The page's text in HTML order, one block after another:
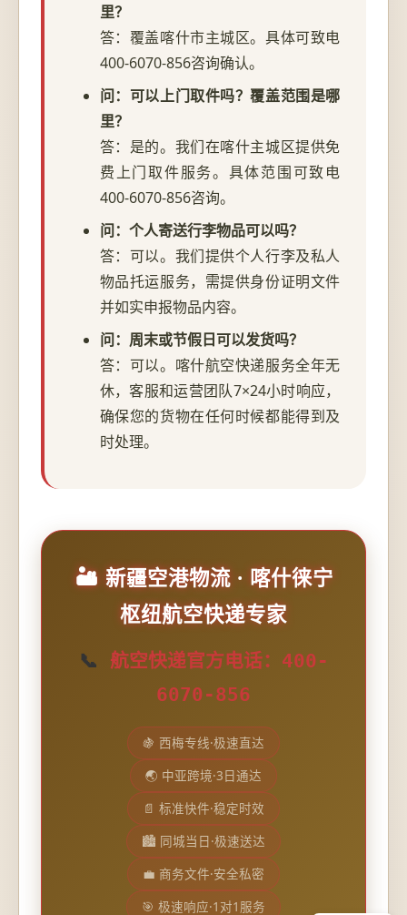
里？
答：覆盖喀什市主城区。具体可致电
400-6070-856咨询确认。
问：可以上门取件吗？覆盖范围是哪
里？
答：是的。我们在喀什主城区提供免
费上门取件服务。具体范围可致电
400-6070-856咨询。
问：个人寄送行李物品可以吗？
答：可以。我们提供个人行李及私人
物品托运服务，需提供身份证明文件
并如实申报物品内容。
问：周末或节假日可以发货吗？
答：可以。喀什航空快递服务全年无
休，客服和运营团队7×24小时响应，
确保您的货物在任何时候都能得到及
时处理。
🏜️ 新疆空港物流 · 喀什徕宁
枢纽航空快递专家
📞 航空快递官方电话：400-
6070-856
🍇 西梅专线·极速直达
🌏 中亚跨境·3日通达
📄 标准快件·稳定时效
🏙️ 同城当日·极速送达
💼 商务文件·安全私密
🎯 极速响应·1对1服务